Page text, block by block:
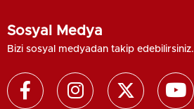
Sosyal Medya
Bizi sosyal medyadan takip edebilirsiniz.